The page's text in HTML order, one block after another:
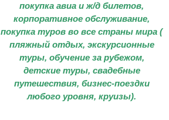
покупка авиа и ж/д билетов,
корпоративное обслуживание,
покупка туров во все страны мира (
пляжный отдых, экскурсионные
туры, обучение за рубежом,
детские туры, свадебные
путешествия, бизнес-поездки
любого уровня, круизы).